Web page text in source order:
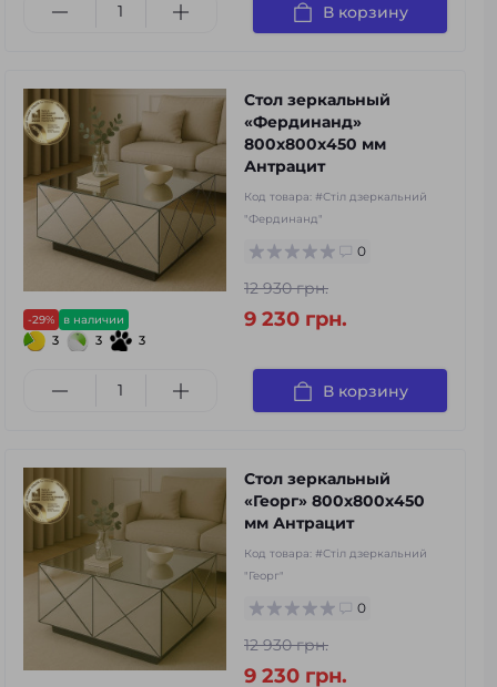
В корзину
-29% в наличии
3 3 3
Стол зеркальный
«Фердинанд»
800х800х450 мм
Антрацит
Код товара: #Стіл дзеркальний
"Фердинанд"
0
12 930 грн.
9 230 грн.
В корзину
Стол зеркальный
«Георг» 800х800х450
мм Антрацит
Код товара: #Стіл дзеркальний
"Георг"
0
12 930 грн.
9 230 грн.